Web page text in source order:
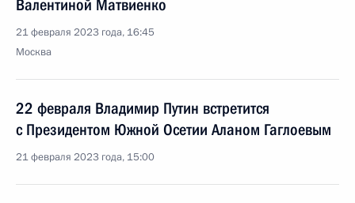
Валентиной Матвиенко
21 февраля 2023 года, 16:45
Москва
22 февраля Владимир Путин встретится
с Президентом Южной Осетии Аланом Гаглоевым
21 февраля 2023 года, 15:00